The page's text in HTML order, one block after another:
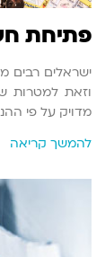
פתיחת
ישראלים רבים
וזאת למטרות
מדויק על פי
להמשך קריאה